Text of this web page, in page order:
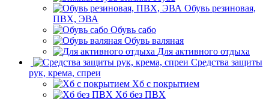
Обувь резиновая,
ПВХ, ЭВА
Обувь сабо
Обувь валяная
Для активного отдыха
Средства защиты
рук, крема, спреи
Хб с покрытием
Хб без ПВХ